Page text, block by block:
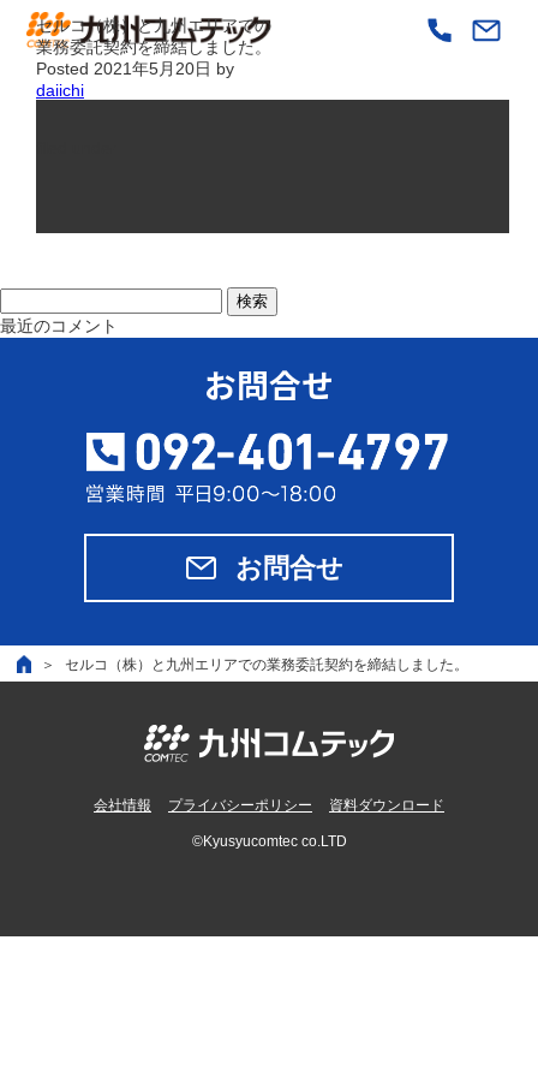
セルコ（株）と九州エリアでの
業務委託契約を締結しました。
Posted 2021年5月20日 by
daiichi
検
索:
検索
最近のコメント
お問合せ
お問合せ
セルコ（株）と九州エリアでの業務委託契約を締結しました。
会社情報 プライバシーポリシー 資料ダウンロード
©Kyusyucomtec co.LTD